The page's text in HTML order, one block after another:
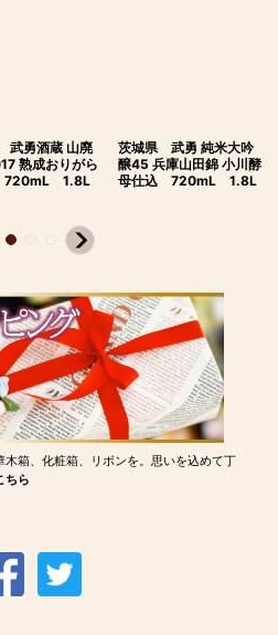
武勇酒蔵 山廃
熟成おりがら
1.8L
茨城県 武勇 純米大吟
醸45 兵庫山田錦 小川酵
母仕込 720mL 1.8L
箱、化粧箱、リボンを。思いを込めて丁
ちら